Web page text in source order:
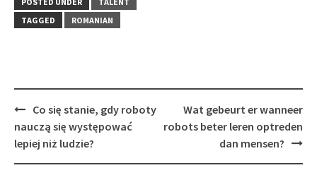
TAGGED
ROMANIAN
Post
navigation
Co się stanie, gdy roboty
nauczą się występować
lepiej niż ludzie?
Wat gebeurt er wanneer
robots beter leren optreden
dan mensen?